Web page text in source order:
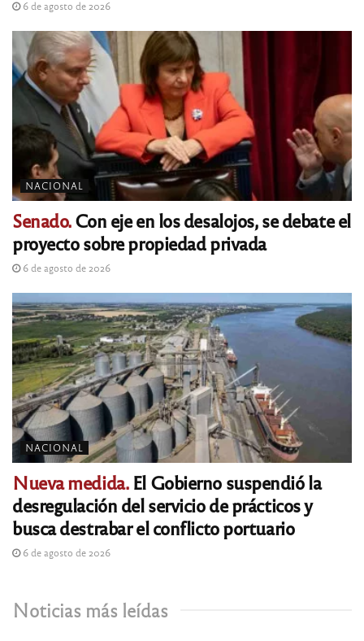
6 de agosto de 2026
NACIONAL
Senado.Con eje en los desalojos, se debate el
proyecto sobre propiedad privada
6 de agosto de 2026
NACIONAL
Nueva medida.El Gobierno suspendió la
desregulación del servicio de prácticos y
busca destrabar el conflicto portuario
6 de agosto de 2026
Noticias más leídas